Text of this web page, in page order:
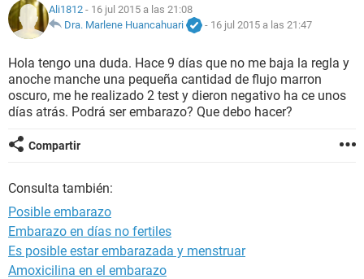
NUTRICIÓN
BIENESTAR
SEXUALIDAD
GLOSARIO
Ali1812 - 16 jul 2015 a las 21:08
Dra. Marlene Huancahuari
- 16 jul 2015 a las 21:47
Hola tengo una duda. Hace 9 días que no me baja la regla y
anoche manche una pequeña cantidad de flujo marron
oscuro, me he realizado 2 test y dieron negativo ha ce unos
días atrás. Podrá ser embarazo? Que debo hacer?
Compartir
Consulta también:
Posible embarazo
Embarazo en días no fertiles
Es posible estar embarazada y menstruar
Amoxicilina en el embarazo